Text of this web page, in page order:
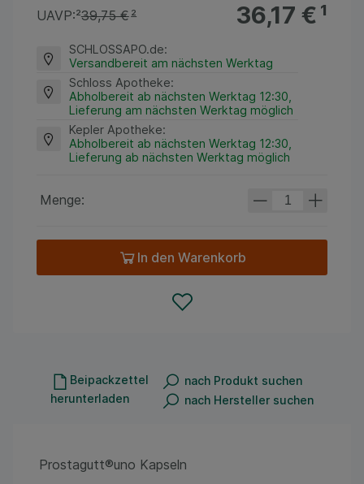
36,17 €¹
UAVP:²39,75 €²
SCHLOSSAPO.de:
Versandbereit am nächsten Werktag
Schloss Apotheke:
Abholbereit ab nächsten Werktag 12:30,
Lieferung am nächsten Werktag möglich
Kepler Apotheke:
Abholbereit ab nächsten Werktag 12:30,
Lieferung ab nächsten Werktag möglich
Menge:
In den Warenkorb
Beipackzettel
herunterladen
nach Produkt suchen
nach Hersteller suchen
Prostagutt®uno Kapseln